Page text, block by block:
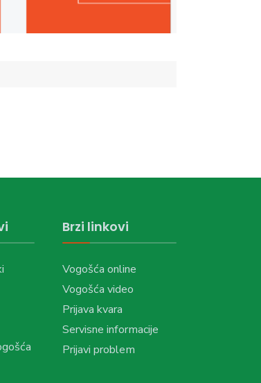
Brzi linkovi
Vogošća online
Vogošća video
Prijava kvara
Servisne informacije
Prijavi problem